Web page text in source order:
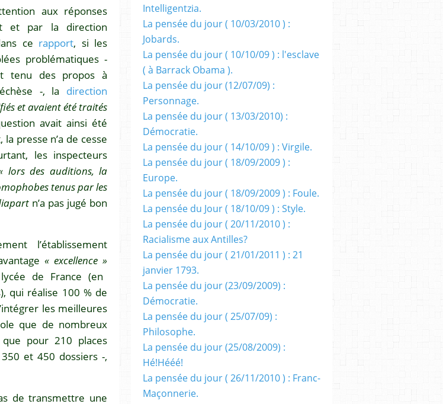
aux réponses
et par la direction
ce rapport, si les
problématiques -
tenu des propos à
-, la direction
et avaient été traités
avait ainsi été
presse n’a de cesse
les inspecteurs
lors des auditions, la
tenus par les
n’a pas jugé bon
l’établissement
« excellence »
de France (en
qui réalise 100 % de
les meilleures
que de nombreux
pour 210 places
et 450 dossiers -,
de transmettre une
Intelligentzia.
La pensée du jour ( 10/03/2010 ) :
Jobards.
La pensée du jour ( 10/10/09 ) : l'esclave
( à Barrack Obama ).
La pensée du jour (12/07/09) :
Personnage.
La pensée du jour ( 13/03/2010) :
Démocratie.
La pensée du jour ( 14/10/09 ) : Virgile.
La pensée du jour ( 18/09/2009 ) :
Europe.
La pensée du jour ( 18/09/2009 ) : Foule.
La pensée du Jour ( 18/10/09 ) : Style.
La pensée du jour ( 20/11/2010 ) :
Racialisme aux Antilles?
La pensée du jour ( 21/01/2011 ) : 21
janvier 1793.
La pensée du jour (23/09/2009) :
Démocratie.
La pensée du jour ( 25/07/09) :
Philosophe.
La pensée du jour (25/08/2009) :
Hé!Hééé!
La pensée du jour ( 26/11/2010 ) : Franc-
Maçonnerie.